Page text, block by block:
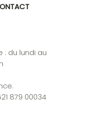
: du lundi au
879 00034